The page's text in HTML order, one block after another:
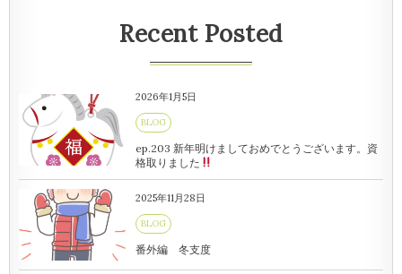
Recent Posted
2026年1月5日
BLOG
ep.203 新年明けましておめでとうございます。資
格取りました
2025年11月28日
BLOG
番外編 冬支度